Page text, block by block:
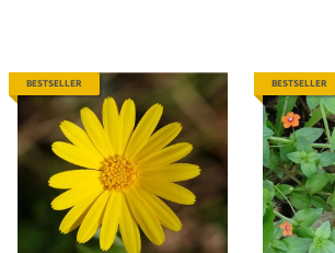
BESTSELLER BESTSELLER